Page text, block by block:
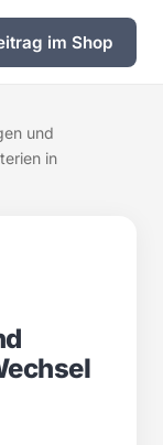
im Shop
und
in